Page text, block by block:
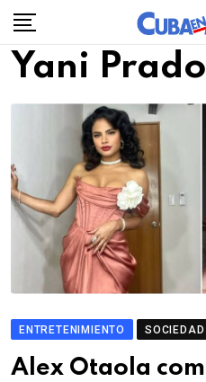
Skip
content
Yani Prado
ENTRETENIMIENTO SOCIEDAD
Alex Otaola